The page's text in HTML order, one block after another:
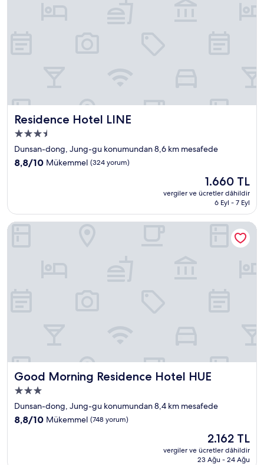
Residence Hotel LINE
Residence Hotel LINE
3.5
yıldızlı
konaklama
yeri
Dunsan-dong, Jung-gu konumundan 8,6 km mesafede
10
yorum)
8,8/10 Mükemmel (324 yorum)
Güncel
fiyat:
1.660 TL
1.660 TL
vergiler ve ücretler dâhildir
6 Eyl - 7 Eyl
Good Morning Residence Hotel HUE
Good Morning Residence Hotel HUE
3.0
yıldızlı
konaklama
Dunsan-dong, Jung-gu konumundan 8,4 km mesafede
10
8,8/10 Mükemmel (748 yorum)
Güncel
fiyat:
2.162 TL
2.162 TL
vergiler ve ücretler dâhildir
23 Ağu - 24 Ağu
Good Morning Residence Hotel HUE